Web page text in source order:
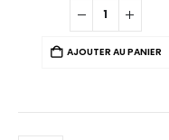
AJOUTER AU PANIER